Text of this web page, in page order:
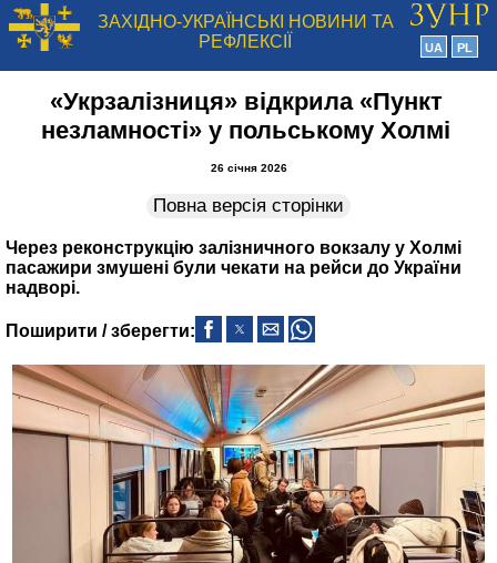
ЗАХІДНО-УКРАЇНСЬКІ НОВИНИ ТА
РЕФЛЕКСІЇ
UA PL
«Укрзалізниця» відкрила «Пункт
незламності» у польському Холмі
26 січня 2026
Повна версія сторінки
Через реконструкцію залізничного вокзалу у Холмі
пасажири змушені були чекати на рейси до України
надворі.
Поширити / зберегти: